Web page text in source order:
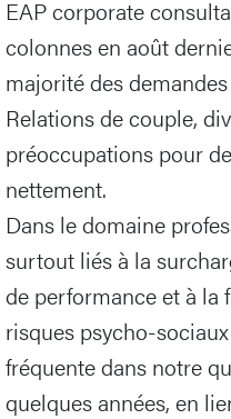
EAP corporate
colonnes en août
majorité des
Relations de couple,
préoccupations pour
nettement.
Dans le domaine
surtout liés à la
de performance et à la
risques psycho-
fréquente dans notre
quelques années, en